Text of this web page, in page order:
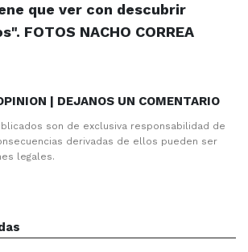
que ver con descubrir
FOTOS NACHO CORREA
| DEJANOS UN COMENTARIO
son de exclusiva responsabilidad de
derivadas de ellos pueden ser
legales.